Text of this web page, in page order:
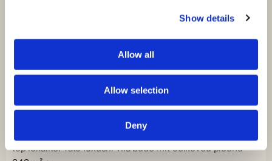
Show details
Allow all
Allow selection
Deny
750.000,00 €
Okolí Rogoznica, pozemek se započatou výstavbou
Rogoznica, Kanica
Pozemek (m²) : 529 M²
Výhled na moře
Okolí Rogoznice, pozemek se započatou výstavbou vily v
top lokalitě. Tato luxusní vila bude mít celkovou plochu